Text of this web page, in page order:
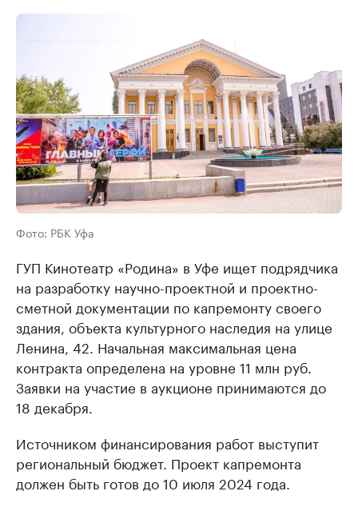
Фото: РБК Уфа
ГУП Кинотеатр «Родина» в Уфе ищет подрядчика
на разработку научно-проектной и проектно-
сметной документации по капремонту своего
здания, объекта культурного наследия на улице
Ленина, 42. Начальная максимальная цена
контракта определена на уровне 11 млн руб.
Заявки на участие в аукционе принимаются до
18 декабря.
Источником финансирования работ выступит
региональный бюджет. Проект капремонта
должен быть готов до 10 июля 2024 года.